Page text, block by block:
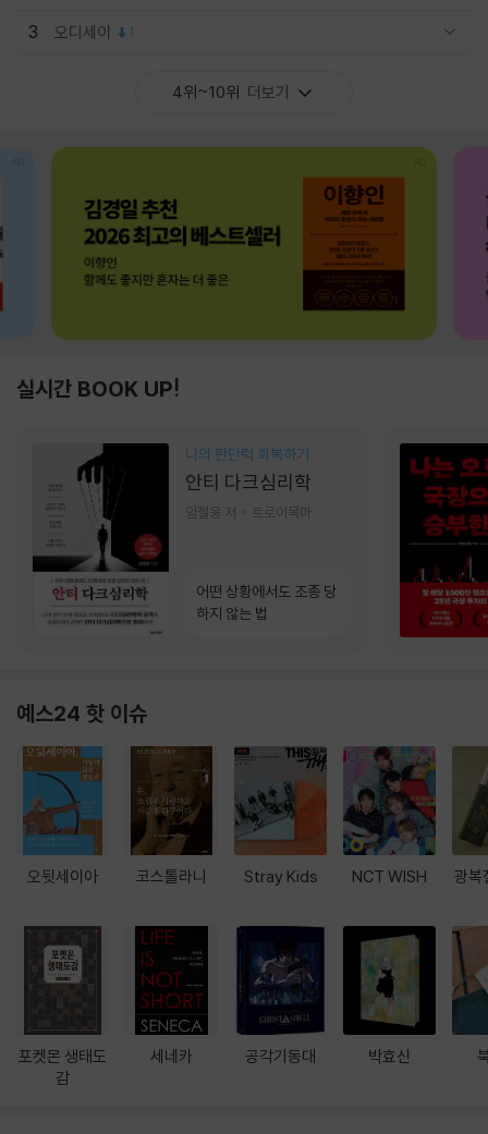
3 오디세이 1
4위~10위 더보기
실시간 BOOK UP!
나의 판단력 회복하기
안티 다크심리학
임철웅 저 트로이목마
어떤 상황에서도 조종 당
하지 않는 법
예스24 핫 이슈
오뒷세이아
포켓몬 생태도
감
코스톨라니
세네카
Stray Kids
공각기동대
NCT WISH
박효신
광복